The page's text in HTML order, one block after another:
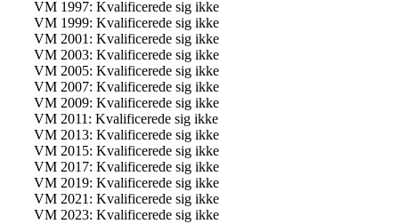
VM 1997: Kvalificerede sig ikke
VM 1999: Kvalificerede sig ikke
VM 2001: Kvalificerede sig ikke
VM 2003: Kvalificerede sig ikke
VM 2005: Kvalificerede sig ikke
VM 2007: Kvalificerede sig ikke
VM 2009: Kvalificerede sig ikke
VM 2011: Kvalificerede sig ikke
VM 2013: Kvalificerede sig ikke
VM 2015: Kvalificerede sig ikke
VM 2017: Kvalificerede sig ikke
VM 2019: Kvalificerede sig ikke
VM 2021: Kvalificerede sig ikke
VM 2023: Kvalificerede sig ikke